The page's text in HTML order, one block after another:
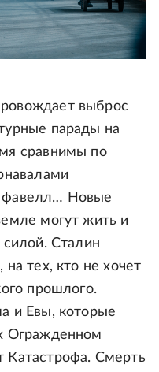
выброс
парады на
сравнимы по
фавелл… Новые
могут жить и
силой. Сталин
тех, кто не хочет
прошлого.
и Евы, которые
Огражденном
Катастрофа. Смерть